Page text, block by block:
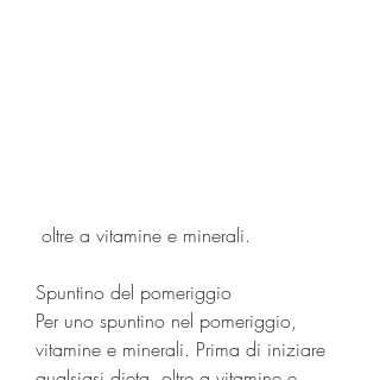
oltre a vitamine e minerali.
Spuntino del pomeriggio
Per uno spuntino nel pomeriggio,
vitamine e minerali. Prima di iniziare